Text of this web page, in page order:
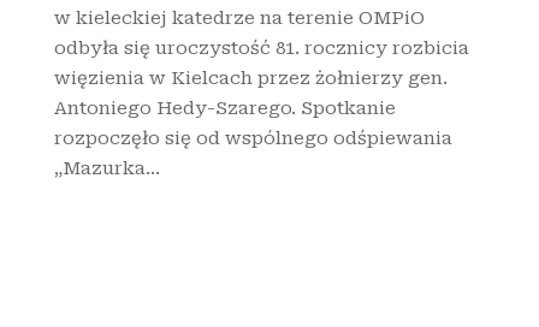
w kieleckiej katedrze na terenie OMPiO
odbyła się uroczystość 81. rocznicy rozbicia
więzienia w Kielcach przez żołnierzy gen.
Antoniego Hedy-Szarego. Spotkanie
rozpoczęło się od wspólnego odśpiewania
„Mazurka...